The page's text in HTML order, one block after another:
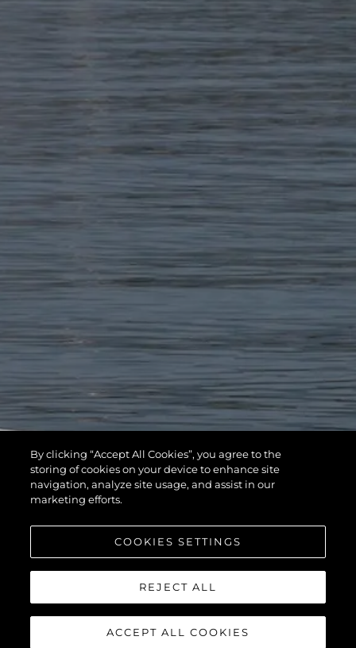
By clicking “Accept All Cookies”, you agree to the
storing of cookies on your device to enhance site
navigation, analyze site usage, and assist in our
marketing efforts.
COOKIES SETTINGS
REJECT ALL
ACCEPT ALL COOKIES